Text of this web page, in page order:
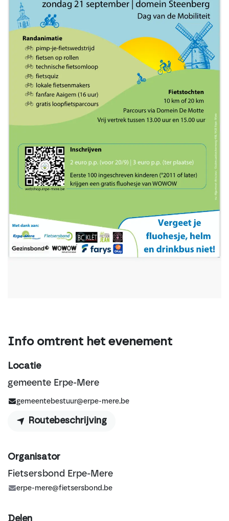
Info omtrent het evenement
Locatie
gemeente Erpe-Mere
gemeentebestuur@erpe-mere.be
Routebeschrijving
Organisator
Fietsersbond Erpe-Mere
erpe-mere@fietsersbond.be